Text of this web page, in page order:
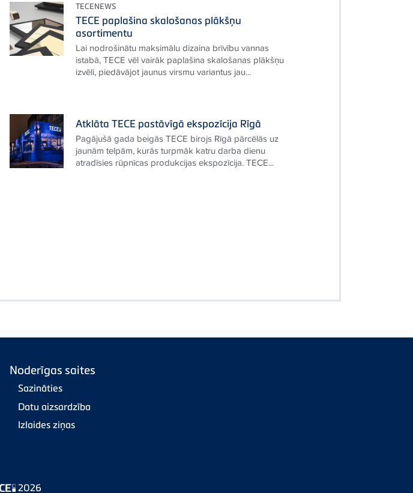
TECENEWS
TECE paplašina skalošanas plākšņu
asortimentu
Lai nodrošinātu maksimālu dizaina brīvību vannas
istabā, TECE vēl vairāk paplašina skalošanas plākšņu
izvēli, piedāvājot jaunus virsmu variantus jau...
Atklāta TECE pastāvīgā ekspozīcija Rīgā
Pagājušā gada beigās TECE birojs Rīgā pārcēlās uz
jaunām telpām, kurās turpmāk katru darba dienu
atradīsies rūpnīcas produkcijas ekspozīcija. TECE...
Noderīgas saites
Sazināties
Datu aizsardzība
Izlaides ziņas
2026